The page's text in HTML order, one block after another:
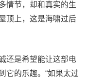
情节，却和真实的生
顶上，这是海啸过后
还是希望能让这部电
它的乐趣。“如果太过